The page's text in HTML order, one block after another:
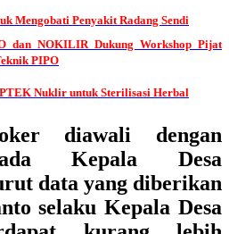
Mengobati Penyakit Radang Sendi
dan NOKILIR Dukung Workshop Pijat
PIPO
Nuklir untuk Sterilisasi Herbal
diawali dengan
Kepala Desa
data yang diberikan
selaku Kepala Desa